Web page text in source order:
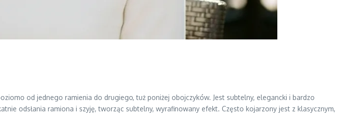
od jednego ramienia do drugiego, tuż poniżej obojczyków. Jest subtelny, elegancki i bardzo
odsłania ramiona i szyję, tworząc subtelny, wyrafinowany efekt. Często kojarzony jest z klasycznym,